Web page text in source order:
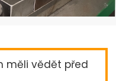
měli vědět před